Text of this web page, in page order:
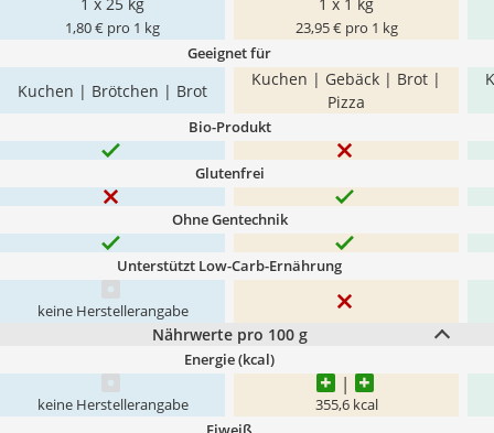
1,80 € pro 1 kg 23,95 € pro 1 kg
Geeignet für
Kuchen | Brötchen | Brot
Kuchen | Gebäck | Brot |
Pizza
Bio-Produkt
Glutenfrei
Ohne Gentechnik
Unterstützt Low-Carb-Ernährung
keine Herstellerangabe
Nährwerte pro 100 g
Energie (kcal)
keine Herstellerangabe 355,6 kcal